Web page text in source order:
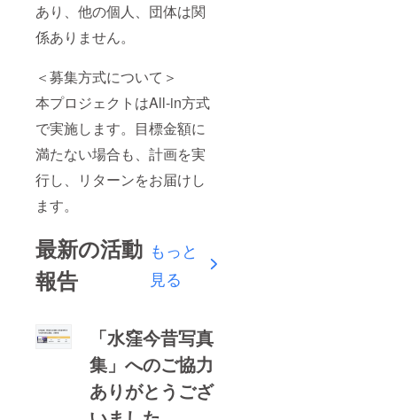
あり、他の個人、団体は関
係ありません。
＜募集方式について＞
本プロジェクトはAll-in方式
で実施します。目標金額に
満たない場合も、計画を実
行し、リターンをお届けし
ます。
最新の活動
報告
もっと
見る
「水窪今昔写真
集」へのご協力
ありがとうござ